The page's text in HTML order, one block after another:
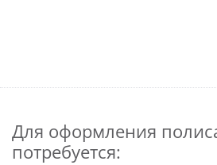
Для оформления
потребуется: